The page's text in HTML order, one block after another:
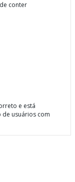
conter
e está
de usuários com